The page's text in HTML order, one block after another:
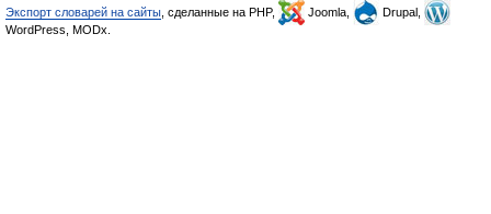
Экспорт словарей на сайты , сделанные на PHP, Joomla,
Drupal,
WordPress, MODx.